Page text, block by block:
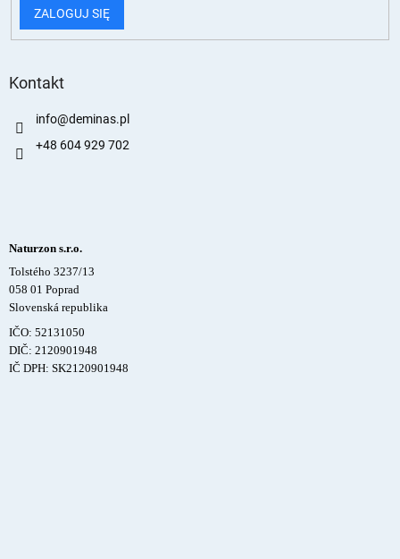
ZALOGUJ SIĘ
Kontakt
info@deminas.pl
+48 604 929 702
Naturzon s.r.o.
Tolstého 3237/13
058 01 Poprad
Slovenská republika
IČO: 52131050
DIČ: 2120901948
IČ DPH: SK2120901948